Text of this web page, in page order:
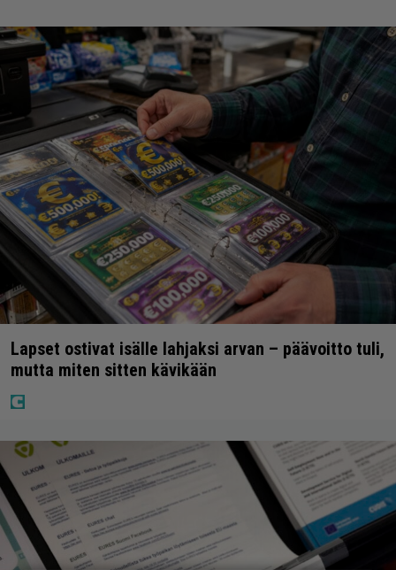
Lapset ostivat isälle lahjaksi arvan – päävoitto tuli,
mutta miten sitten kävikään